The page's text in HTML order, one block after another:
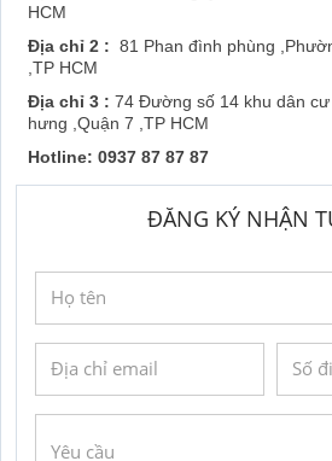
HCM
Địa chỉ 2 : 81 Phan đình phùng
,TP HCM
Địa chỉ 3 : 74 Đường số 14 khu dân
hưng ,Quận 7 ,TP HCM
Hotline: 0937 87 87 87
ĐĂNG KÝ NHẬN